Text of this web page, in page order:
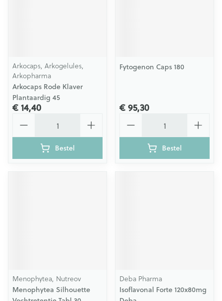
Arkocaps, Arkogelules,
Arkopharma
Arkocaps Rode Klaver
Plantaardig 45
€ 14,40
Bestel
Fytogenon Caps 180
€ 95,30
Bestel
Menophytea, Nutreov
Menophytea Silhouette
Deba Pharma
Isoflavonal Forte 120x80mg